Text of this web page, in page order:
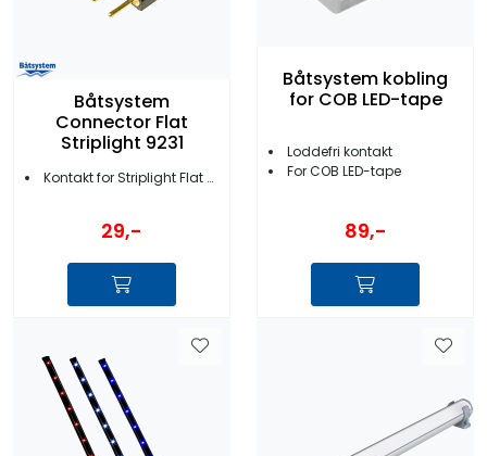
Båtsystem
Connector Flat
Striplight 9231
Kontakt for Striplight Flat og Superstrip
29,-
Båtsystem kobling
for COB LED-tape
Loddefri kontakt
For COB LED-tape
89,-